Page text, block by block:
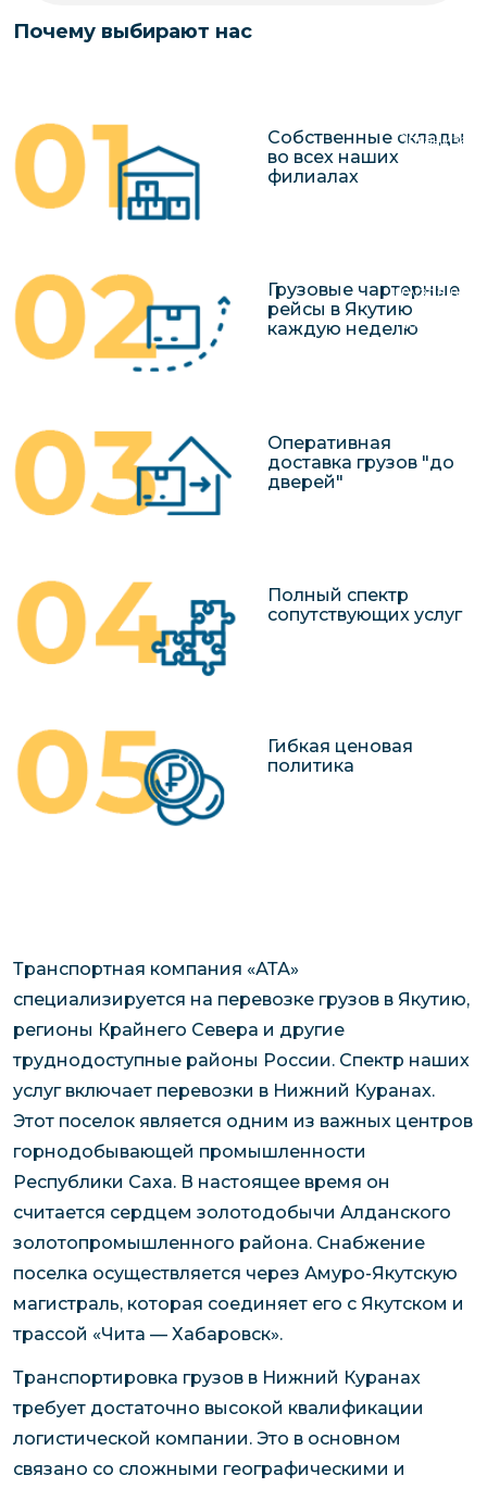
грузов в
Перевозка
Почему выбирают нас
Собственные склады
во всех наших
филиалах
Грузовые чартерные
рейсы в Якутию
каждую неделю
Оперативная
доставка грузов "до
дверей"
Полный спектр
сопутствующих услуг
Гибкая ценовая
политика
Транспортная компания «АТА»
специализируется на перевозке грузов в Якутию,
регионы Крайнего Севера и другие
труднодоступные районы России. Спектр наших
услуг включает перевозки в Нижний Куранах.
Этот поселок является одним из важных центров
горнодобывающей промышленности
Республики Саха. В настоящее время он
считается сердцем золотодобычи Алданского
золотопромышленного района. Снабжение
поселка осуществляется через Амуро-Якутскую
магистраль, которая соединяет его с Якутском и
трассой «Чита — Хабаровск».
Транспортировка грузов в Нижний Куранах
требует достаточно высокой квалификации
логистической компании. Это в основном
связано со сложными географическими и